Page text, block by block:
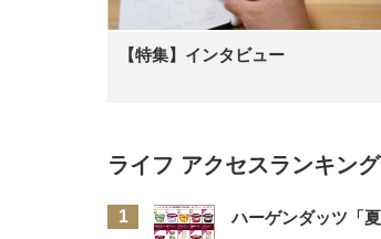
【特集】インタビュー
ライフ アクセスランキング
ハーゲンダッツ「